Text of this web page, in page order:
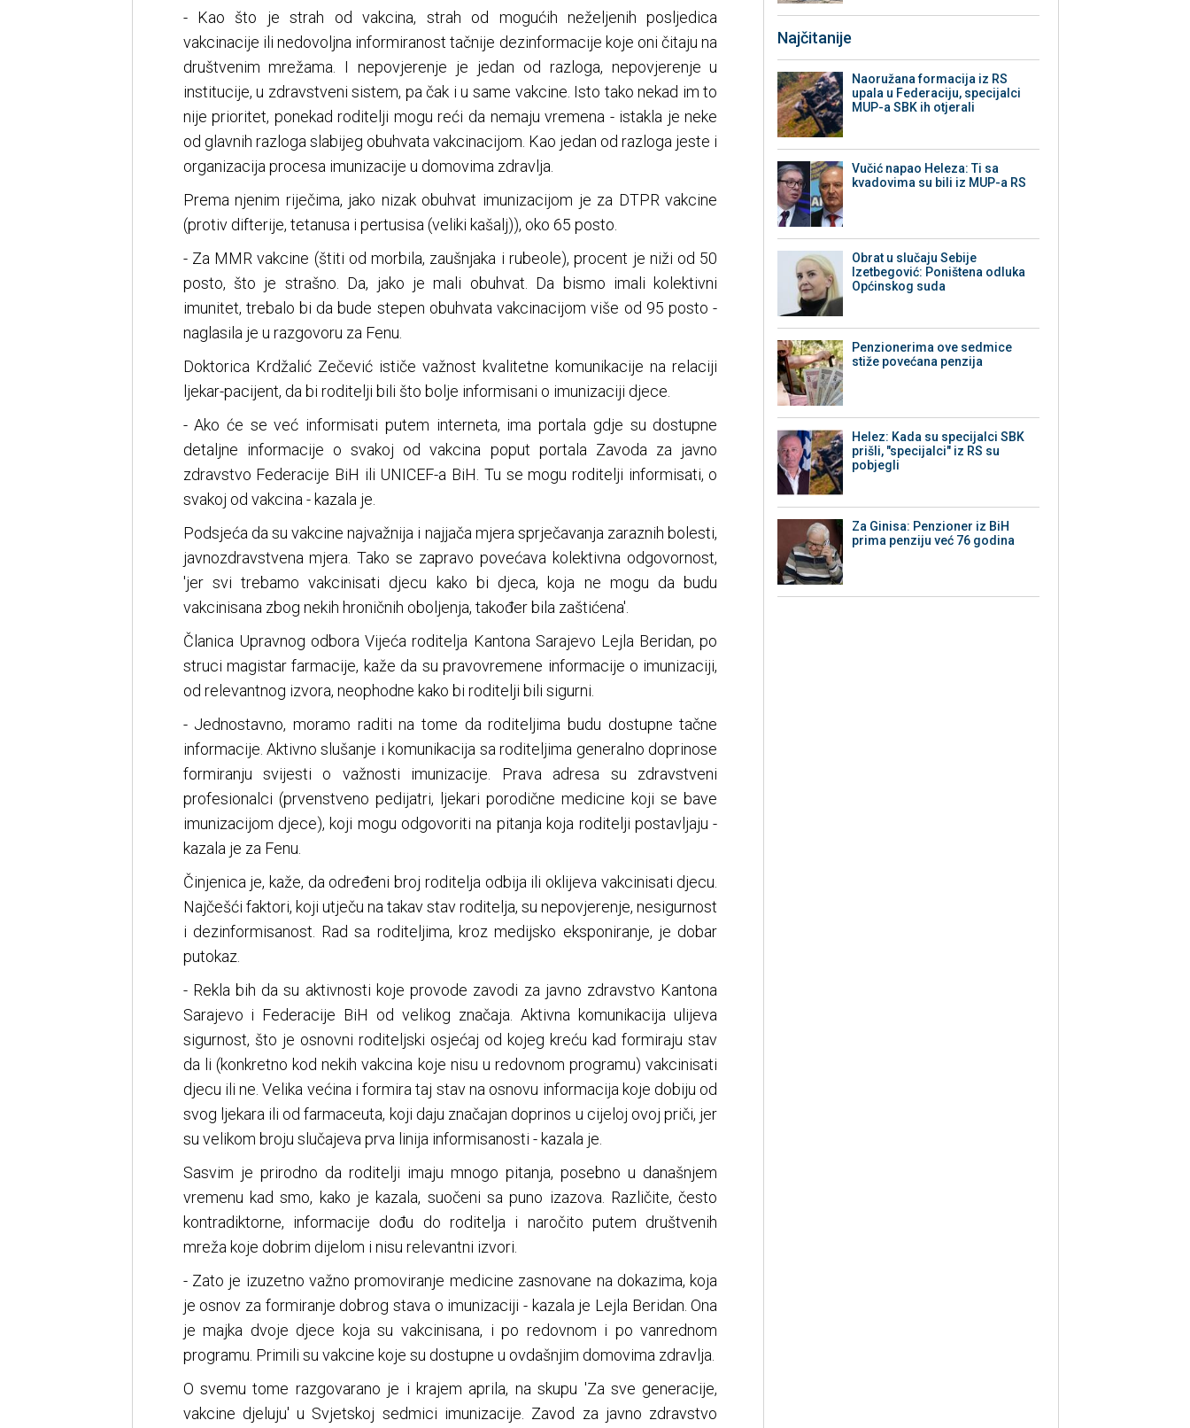
- Kao što je strah od vakcina, strah od mogućih neželjenih posljedica
vakcinacije ili nedovoljna informiranost tačnije dezinformacije koje oni čitaju na
društvenim mrežama. I nepovjerenje je jedan od razloga, nepovjerenje u
institucije, u zdravstveni sistem, pa čak i u same vakcine. Isto tako nekad im to
nije prioritet, ponekad roditelji mogu reći da nemaju vremena - istakla je neke
od glavnih razloga slabijeg obuhvata vakcinacijom. Kao jedan od razloga jeste i
organizacija procesa imunizacije u domovima zdravlja.
Prema njenim riječima, jako nizak obuhvat imunizacijom je za DTPR vakcine
(protiv difterije, tetanusa i pertusisa (veliki kašalj)), oko 65 posto.
- Za MMR vakcine (štiti od morbila, zaušnjaka i rubeole), procent je niži od 50
posto, što je strašno. Da, jako je mali obuhvat. Da bismo imali kolektivni
imunitet, trebalo bi da bude stepen obuhvata vakcinacijom više od 95 posto -
naglasila je u razgovoru za Fenu.
Doktorica Krdžalić Zečević ističe važnost kvalitetne komunikacije na relaciji
ljekar-pacijent, da bi roditelji bili što bolje informisani o imunizaciji djece.
- Ako će se već informisati putem interneta, ima portala gdje su dostupne
detaljne informacije o svakoj od vakcina poput portala Zavoda za javno
zdravstvo Federacije BiH ili UNICEF-a BiH. Tu se mogu roditelji informisati, o
svakoj od vakcina - kazala je.
Podsjeća da su vakcine najvažnija i najjača mjera sprječavanja zaraznih bolesti,
javnozdravstvena mjera. Tako se zapravo povećava kolektivna odgovornost,
'jer svi trebamo vakcinisati djecu kako bi djeca, koja ne mogu da budu
vakcinisana zbog nekih hroničnih oboljenja, također bila zaštićena'.
Članica Upravnog odbora Vijeća roditelja Kantona Sarajevo Lejla Beridan, po
struci magistar farmacije, kaže da su pravovremene informacije o imunizaciji,
od relevantnog izvora, neophodne kako bi roditelji bili sigurni.
- Jednostavno, moramo raditi na tome da roditeljima budu dostupne tačne
informacije. Aktivno slušanje i komunikacija sa roditeljima generalno doprinose
formiranju svijesti o važnosti imunizacije. Prava adresa su zdravstveni
profesionalci (prvenstveno pedijatri, ljekari porodične medicine koji se bave
imunizacijom djece), koji mogu odgovoriti na pitanja koja roditelji postavljaju -
kazala je za Fenu.
Činjenica je, kaže, da određeni broj roditelja odbija ili oklijeva vakcinisati djecu.
Najčešći faktori, koji utječu na takav stav roditelja, su nepovjerenje, nesigurnost
i dezinformisanost. Rad sa roditeljima, kroz medijsko eksponiranje, je dobar
putokaz.
- Rekla bih da su aktivnosti koje provode zavodi za javno zdravstvo Kantona
Sarajevo i Federacije BiH od velikog značaja. Aktivna komunikacija ulijeva
sigurnost, što je osnovni roditeljski osjećaj od kojeg kreću kad formiraju stav
da li (konkretno kod nekih vakcina koje nisu u redovnom programu) vakcinisati
djecu ili ne. Velika većina i formira taj stav na osnovu informacija koje dobiju od
svog ljekara ili od farmaceuta, koji daju značajan doprinos u cijeloj ovoj priči, jer
su velikom broju slučajeva prva linija informisanosti - kazala je.
Sasvim je prirodno da roditelji imaju mnogo pitanja, posebno u današnjem
vremenu kad smo, kako je kazala, suočeni sa puno izazova. Različite, često
kontradiktorne, informacije dođu do roditelja i naročito putem društvenih
mreža koje dobrim dijelom i nisu relevantni izvori.
- Zato je izuzetno važno promoviranje medicine zasnovane na dokazima, koja
je osnov za formiranje dobrog stava o imunizaciji - kazala je Lejla Beridan. Ona
je majka dvoje djece koja su vakcinisana, i po redovnom i po vanrednom
programu. Primili su vakcine koje su dostupne u ovdašnjim domovima zdravlja.
O svemu tome razgovarano je i krajem aprila, na skupu 'Za sve generacije,
vakcine djeluju' u Svjetskoj sedmici imunizacije. Zavod za javno zdravstvo
Najčitanije
Naoružana formacija iz RS
upala u Federaciju, specijalci
MUP-a SBK ih otjerali
Vučić napao Heleza: Ti sa
kvadovima su bili iz MUP-a RS
Obrat u slučaju Sebije
Izetbegović: Poništena odluka
Općinskog suda
Penzionerima ove sedmice
stiže povećana penzija
Helez: Kada su specijalci SBK
prišli, "specijalci" iz RS su
pobjegli
Za Ginisa: Penzioner iz BiH
prima penziju već 76 godina